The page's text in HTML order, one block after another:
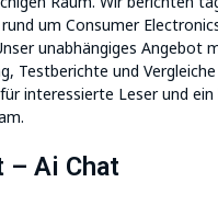
um Consumer
unabhängiges Angebot
Testberichte und
interessierte Leser und
– Ai Chat